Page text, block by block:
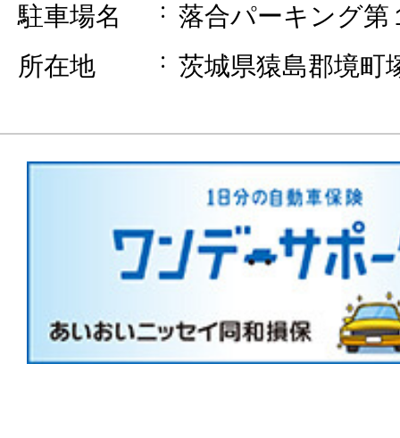
駐車場名
落合パーキング第
所在地
茨城県猿島郡境町